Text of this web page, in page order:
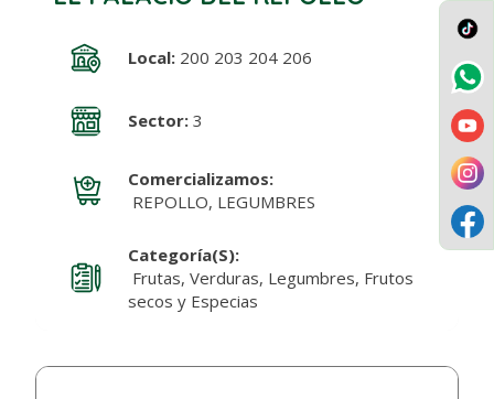
Local:200 203 204 206
Sector:3
Comercializamos:
REPOLLO, LEGUMBRES
Categoría(s):
Frutas, Verduras, Legumbres, Frutos
secos y Especias